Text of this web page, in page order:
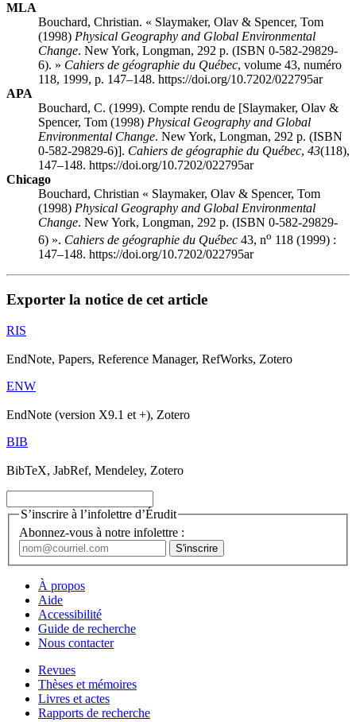
MLA
Bouchard, Christian. « Slaymaker, Olav & Spencer, Tom
(1998) Physical Geography and Global Environmental
Change. New York, Longman, 292 p. (ISBN 0-582-29829-
6). » Cahiers de géographie du Québec, volume 43, numéro
118, 1999, p. 147–148. https://doi.org/10.7202/022795ar
APA
Bouchard, C. (1999). Compte rendu de [Slaymaker, Olav &
Spencer, Tom (1998) Physical Geography and Global
Environmental Change. New York, Longman, 292 p. (ISBN
0-582-29829-6)]. Cahiers de géographie du Québec, 43(118),
147–148. https://doi.org/10.7202/022795ar
Chicago
Bouchard, Christian « Slaymaker, Olav & Spencer, Tom
(1998) Physical Geography and Global Environmental
Change. New York, Longman, 292 p. (ISBN 0-582-29829-
6) ». Cahiers de géographie du Québec 43, no 118 (1999) :
147–148. https://doi.org/10.7202/022795ar
Exporter la notice de cet article
RIS
EndNote, Papers, Reference Manager, RefWorks, Zotero
ENW
EndNote (version X9.1 et +), Zotero
BIB
BibTeX, JabRef, Mendeley, Zotero
S’inscrire à l’infolettre d’Érudit
Abonnez-vous à notre infolettre :
À propos
Aide
Accessibilité
Guide de recherche
Nous contacter
Revues
Thèses et mémoires
Livres et actes
Rapports de recherche